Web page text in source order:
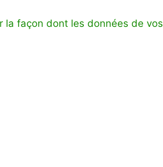
la façon dont les données de vos